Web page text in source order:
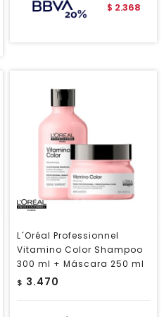
$ 2.368
L´Oréal Professionnel
Vitamino Color Shampoo
300 ml + Máscara 250 ml
$ 3.470